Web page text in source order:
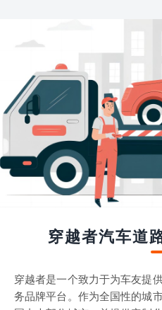
穿越者汽车道
穿越者是一个致力于为车友提
务品牌平台。作为全国性的城